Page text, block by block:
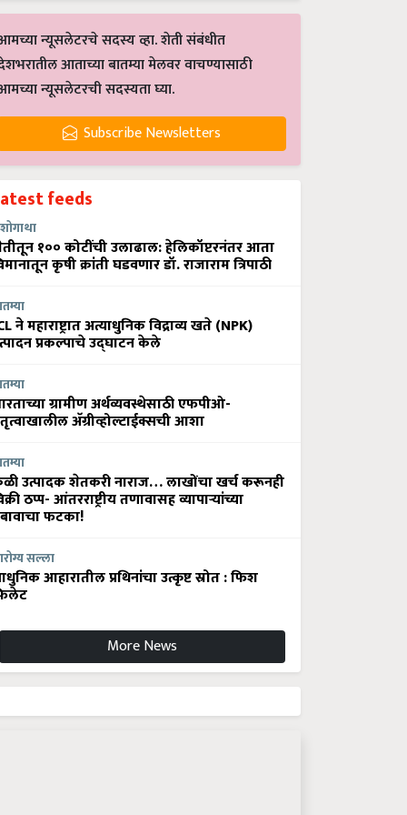
न्यूसलेटरचे सदस्य व्हा. शेती संबंधीत
आताच्या बातम्या मेलवर वाचण्यासाठी
न्यूसलेटरची सदस्यता घ्या.
Subscribe Newsletters
feeds
१०० कोटींची उलाढाल: हेलिकॉप्टरनंतर आता
कृषी क्रांती घडवणार डॉ. राजाराम त्रिपाठी
ने महाराष्ट्रात अत्याधुनिक विद्राव्य खते (NPK)
प्रकल्पाचे उद्घाटन केले
ग्रामीण अर्थव्यवस्थेसाठी एफपीओ-
अ‍ॅग्रीव्होल्टाईक्सची आशा
उत्पादक शेतकरी नाराज… लाखोंचा खर्च करूनही
ठप्प- आंतरराष्ट्रीय तणावासह व्यापाऱ्यांच्या
फटका!
सल्ला
आहारातील प्रथिनांचा उत्कृष्ट स्रोत : फिश
More News